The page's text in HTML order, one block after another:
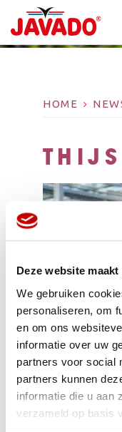
Deze website
We gebruiken
personaliseren, om
en om ons
informatie over uw
partners voor social
partners kunnen
informatie die u aan
verzameld op basis
HOME
THIJS
Kwekerreportage